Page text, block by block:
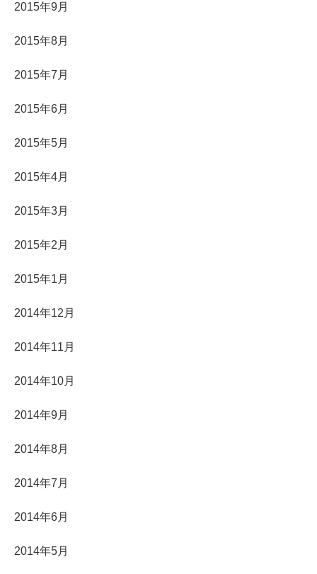
2015年9月
2015年8月
2015年7月
2015年6月
2015年5月
2015年4月
2015年3月
2015年2月
2015年1月
2014年12月
2014年11月
2014年10月
2014年9月
2014年8月
2014年7月
2014年6月
2014年5月